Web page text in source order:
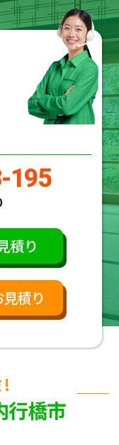
195
積り
積り
!
行橋市